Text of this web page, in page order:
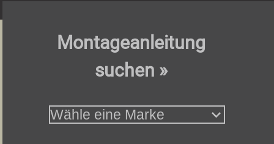
Montageanleitung
suchen »